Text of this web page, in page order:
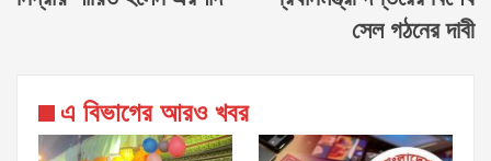
সেল গঠনের দাবী
এ বিভাগের আরও খবর